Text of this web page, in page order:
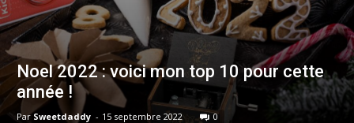
Noel 2022 : voici mon top 10 pour cette
année !
ParSweetdaddy - 15 septembre 2022 0